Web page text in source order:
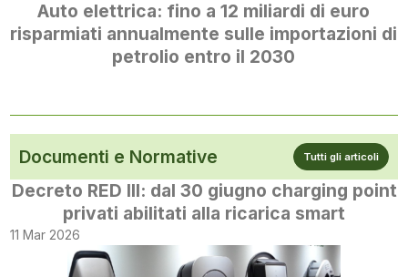
Auto elettrica: fino a 12 miliardi di euro
risparmiati annualmente sulle importazioni di
petrolio entro il 2030
Documenti e Normative Tutti gli articoli
Decreto RED III: dal 30 giugno charging point
privati abilitati alla ricarica smart
11 Mar 2026